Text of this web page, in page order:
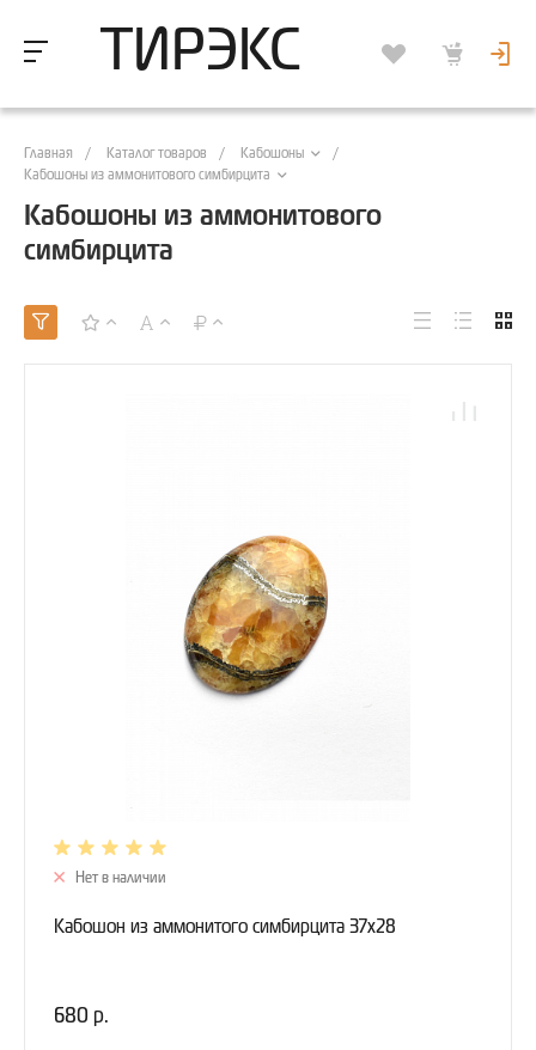
ТИРЭКС
Главная / Каталог товаров / Кабошоны
/
Кабошоны из аммонитового симбирцита
Кабошоны из аммонитового
симбирцита
Нет в наличии
Кабошон из аммонитого симбирцита 37х28
680 р.